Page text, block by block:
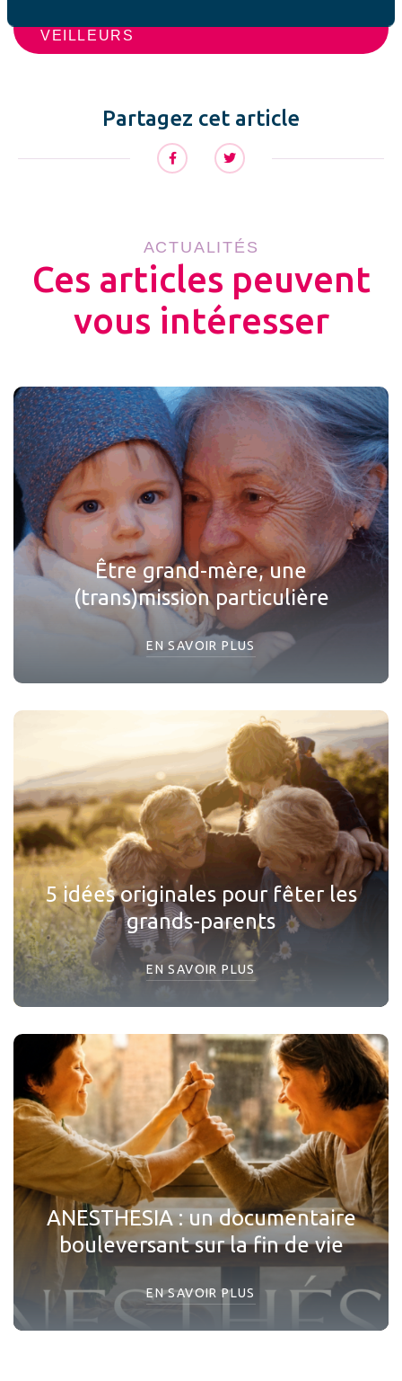
VEILLEURS
Partagez cet article
ACTUALITÉS
Ces articles peuvent
vous intéresser
Être grand-mère, une
(trans)mission particulière
EN SAVOIR PLUS
5 idées originales pour fêter les
grands-parents
EN SAVOIR PLUS
ANESTHESIA : un documentaire
bouleversant sur la fin de vie
EN SAVOIR PLUS